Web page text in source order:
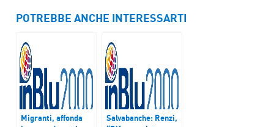
POTREBBE ANCHE INTERESSARTI
Migranti, affonda
Salvabanche: Renzi,